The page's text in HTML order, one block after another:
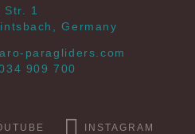
Str. 1
Germany
paragliders.com
909 700
INSTAGRAM